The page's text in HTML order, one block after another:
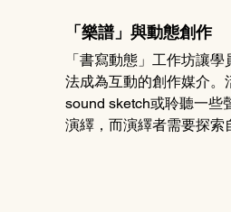
「樂譜」與動態創作
「書寫動態」工作坊讓
法成為互動的創作媒介
sound sketch或聆聽一些
演繹，而演繹者需要探索